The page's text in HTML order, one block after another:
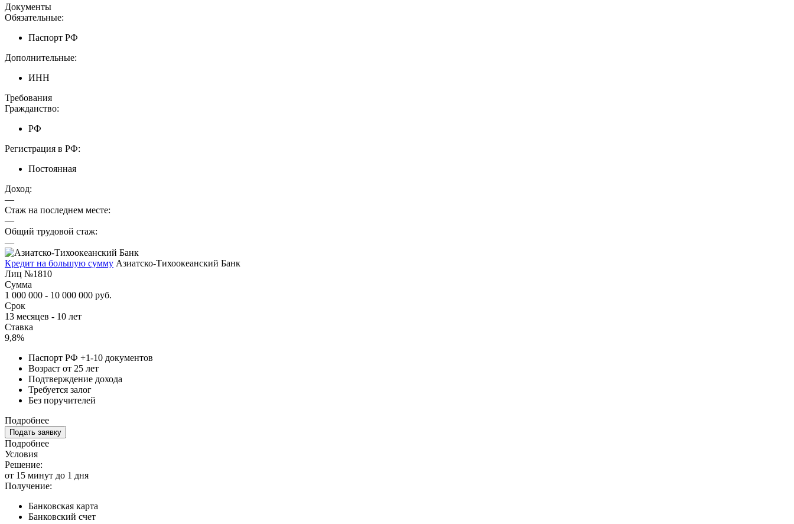
Документы
Обязательные:
Паспорт РФ
Дополнительные:
ИНН
Требования
Гражданство:
РФ
Регистрация в РФ:
Постоянная
Доход:
—
Стаж на последнем месте:
—
Общий трудовой стаж:
—
Кредит на большую сумму Азиатско-Тихоокеанский Банк
Лиц №1810
Сумма
1 000 000 - 10 000 000 руб.
Срок
13 месяцев - 10 лет
Ставка
9,8%
Паспорт РФ +1-10 документов
Возраст от 25 лет
Подтверждение дохода
Требуется залог
Без поручителей
Подробнее
Подать заявку
Подробнее
Условия
Решение:
от 15 минут до 1 дня
Получение:
Банковская карта
Банковский счет